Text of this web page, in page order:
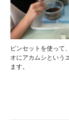
ピンセットを使って
オにアカムシという
ます。